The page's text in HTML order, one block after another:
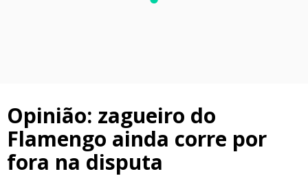
Opinião: zagueiro do
Flamengo ainda corre por
fora na disputa